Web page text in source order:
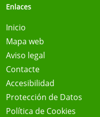
Enlaces
Inicio
Mapa web
Aviso legal
Contacte
Accesibilidad
Protección de Datos
Política de Cookies